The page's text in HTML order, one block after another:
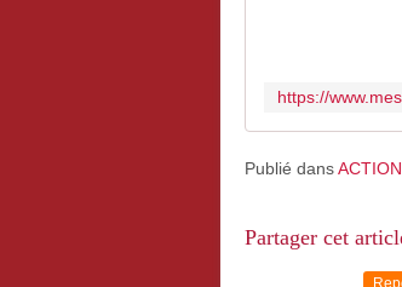
https://
Publié dans
Partager cet